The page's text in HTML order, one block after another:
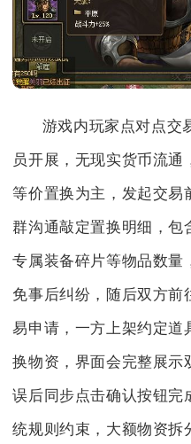
游戏内玩家点对点交
员开展，无现实货币流
等价置换为主，发起交易
群沟通敲定置换明细，包
专属装备碎片等物品数量
免事后纠纷，随后双方前
易申请，一方上架约定道
换物资，界面会完整展示
误后同步点击确认按钮完
统规则约束，大额物资拆